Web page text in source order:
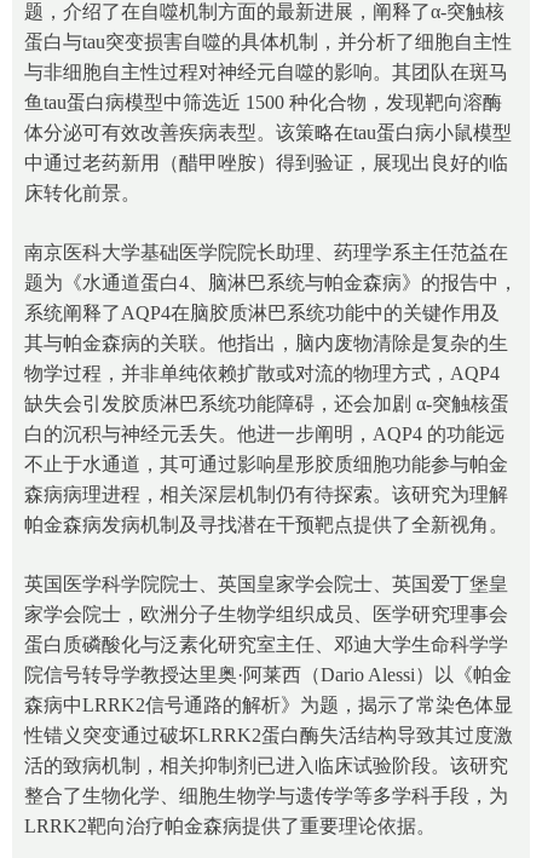
题，介绍了在自噬机制方面的最新进展，阐释了α-突触核
蛋白与tau突变损害自噬的具体机制，并分析了细胞自主性
与非细胞自主性过程对神经元自噬的影响。其团队在斑马
鱼tau蛋白病模型中筛选近 1500 种化合物，发现靶向溶酶
体分泌可有效改善疾病表型。该策略在tau蛋白病小鼠模型
中通过老药新用（醋甲唑胺）得到验证，展现出良好的临
床转化前景。
南京医科大学基础医学院院长助理、药理学系主任范益在
题为《水通道蛋白4、脑淋巴系统与帕金森病》的报告中，
系统阐释了AQP4在脑胶质淋巴系统功能中的关键作用及
其与帕金森病的关联。他指出，脑内废物清除是复杂的生
物学过程，并非单纯依赖扩散或对流的物理方式，AQP4
缺失会引发胶质淋巴系统功能障碍，还会加剧 α-突触核蛋
白的沉积与神经元丢失。他进一步阐明，AQP4 的功能远
不止于水通道，其可通过影响星形胶质细胞功能参与帕金
森病病理进程，相关深层机制仍有待探索。该研究为理解
帕金森病发病机制及寻找潜在干预靶点提供了全新视角。
英国医学科学院院士、英国皇家学会院士、英国爱丁堡皇
家学会院士，欧洲分子生物学组织成员、医学研究理事会
蛋白质磷酸化与泛素化研究室主任、邓迪大学生命科学学
院信号转导学教授达里奥·阿莱西（Dario Alessi）以《帕金
森病中LRRK2信号通路的解析》为题，揭示了常染色体显
性错义突变通过破坏LRRK2蛋白酶失活结构导致其过度激
活的致病机制，相关抑制剂已进入临床试验阶段。该研究
整合了生物化学、细胞生物学与遗传学等多学科手段，为
LRRK2靶向治疗帕金森病提供了重要理论依据。